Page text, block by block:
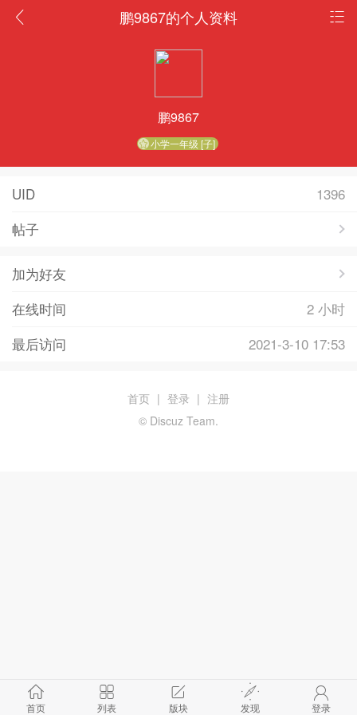
鹏9867的个人资料
鹏9867
小学一年级 [子]
UID
1396
帖子
加为好友
在线时间
2 小时
最后访问
2021-3-10 17:53
首页 列表 版块 发现 登录
首页 | 登录 | 注册
© Discuz Team.